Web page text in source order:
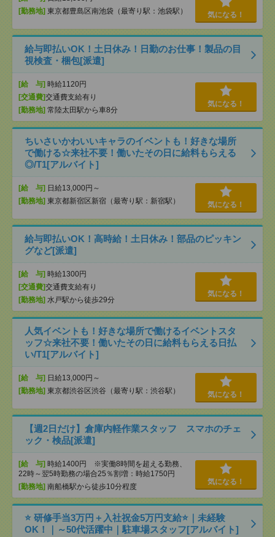
[勤務地] 東京都豊島区南池袋（最寄り駅：池袋駅） 気になる！
給与即払いOK！土日休み！日勤のお仕事！製品の目
視検査・梱包[派遣]
[給 与] 時給1120円
[交通費]交通費支給有り
[勤務地] 常陸太田駅から車8分
気になる！
ちいさいかわいいキャラのイベントも！好きな場所
で働ける☆来社不要！働いたその日に給料もらえる
◎/T1[アルバイト]
[給 与] 日給13,000円～
[勤務地] 東京都新宿区新宿（最寄り駅：新宿駅） 気になる！
給与即払いOK！高時給！土日休み！部品のピッキン
グなど[派遣]
[給 与] 時給1300円
[交通費]交通費支給有り
[勤務地] 水戸駅から徒歩29分
気になる！
人気イベントも！好きな場所で働けるイベントスタ
ッフ☆来社不要！働いたその日に給料もらえる日払
い/T1[アルバイト]
[給 与] 日給13,000円～
[勤務地] 東京都渋谷区渋谷（最寄り駅：渋谷駅） 気になる！
【週2日だけ】倉庫内軽作業スタッフ スマホのチェ
ック・検品[派遣]
[給 与] 時給1400円 ※実働8時間を超える勤務、
22時～翌5時勤務の場合25％割増：時給1750円
[勤務地] 南船橋駅から徒歩10分程度
気になる！
⭐ 研修手当3万円＋入社祝金5万円支給⭐｜未経験
OK！｜～50代活躍中｜駐車場スタッフ[アルバイト]